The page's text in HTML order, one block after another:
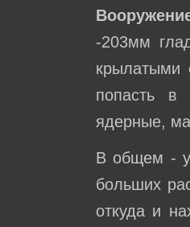
-203мм
крылатыми
попасть в
ядерные,
В общем -
больших
откуда и